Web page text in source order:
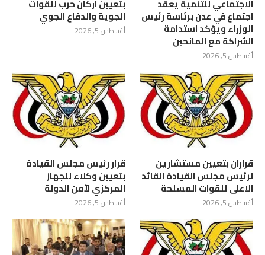
الاجتماعي للتنمية يعقد
اجتماع في عدن برئاسة رئيس
الوزراء ويؤكد استدامة
الشراكة مع المانحين
أغسطس 5, 2026
بتعيين اركان حرب للقوات
الجوية والدفاع الجوي
أغسطس 5, 2026
قراران بتعيين مستشارين
لرئيس مجلس القيادة القائد
الاعلى للقوات المسلحة
أغسطس 5, 2026
قرار رئيس مجلس القيادة
بتعيين وكلاء للجهاز
المركزي لأمن الدولة
أغسطس 5, 2026